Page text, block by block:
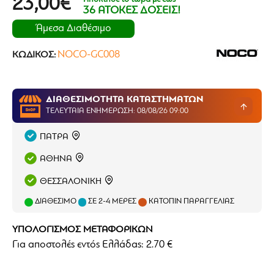
23,00€ 36 ΑΤΟΚΕΣ ΔΟΣΕΙΣ!
Άμεσα Διαθέσιμο
ΚΩΔΙΚΌΣ: NOCO-GC008
ΔΙΑΘΕΣΙΜΟΤΗΤΑ ΚΑΤΑΣΤΗΜΑΤΩΝ
ΤΕΛΕΥΤΑΊΑ ΕΝΗΜΈΡΩΣΗ: 08/08/26 09:00
ΠΑΤΡΑ
ΑΘΗΝΑ
ΘΕΣΣΑΛΟΝΙΚΗ
ΔΙΑΘΈΣΙΜΟ ΣΕ 2-4 ΜΈΡΕΣ ΚΑΤΌΠΙΝ ΠΑΡΑΓΓΕΛΊΑΣ
ΥΠΟΛΟΓΙΣΜΟΣ ΜΕΤΑΦΟΡΙΚΩΝ
Για αποστολές εντός Ελλάδας: 2.70 €